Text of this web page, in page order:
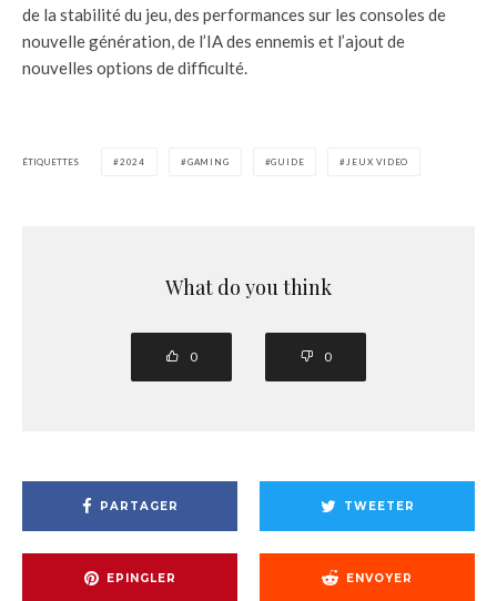
de la stabilité du jeu, des performances sur les consoles de
nouvelle génération, de l’IA des ennemis et l’ajout de
nouvelles options de difficulté.
ÉTIQUETTES 2024 GAMING GUIDE JEUX VIDEO
What do you think
0 0
PARTAGER TWEETER
EPINGLER ENVOYER